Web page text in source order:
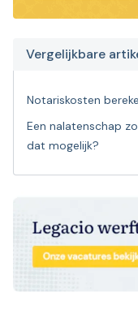
Vergelijkbare
Notariskosten
Een nalatenschap
dat mogelijk?